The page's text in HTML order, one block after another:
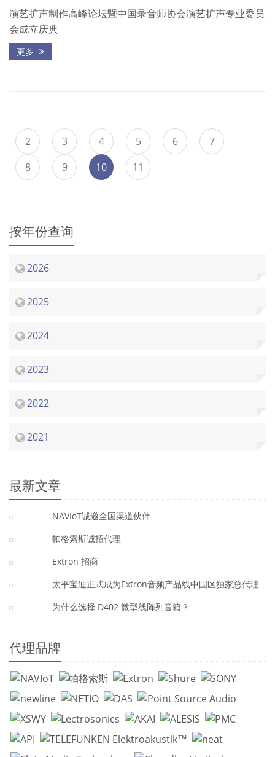
演艺扩声制作高峰论坛暨中国录音师协会演艺扩声专业委员
会成立庆典
更多
2 3 4 5 6
7
8
9 10 11
按年份查询
2026
2025
2024
2023
2022
2021
最新文章
NAVIoT诚邀全国渠道伙伴
帕格索斯诚招代理
Extron 招商
太平宝迪正式成为Extron音频产品线中国区独家总代理
为什么选择 D402 微型线阵列音箱？
代理品牌